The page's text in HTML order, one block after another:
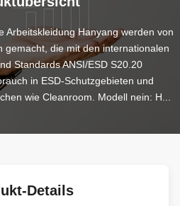
Arbeitskleidung Hanyang werden von
gemacht, die mit den internationalen
Standards ANSI/ESD S20.20
in ESD-Schutzgebieten und
wie Cleanroom. Modell nein: H...
Details